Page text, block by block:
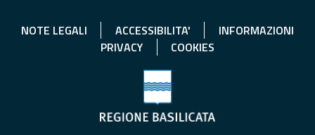
NOTE LEGALI ACCESSIBILITA'
INFORMAZIONI
PRIVACY
COOKIES